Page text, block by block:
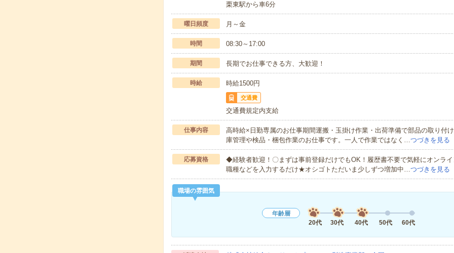
栗東駅から車6分
曜日頻度 月～金
時間 08:30～17:00
期間 長期でお仕事できる方、大歓迎！
時給 時給1500円
交通費
交通費規定内支給
仕事内容
高時給×日勤専属のお仕事期間運搬・玉掛け作業・出荷準備で部品の取り付
庫管理や検品・梱包作業のお仕事です。一人で作業ではなく…つづきを見る
応募資格
◆経験者歓迎！〇まずは事前登録だけでもOK！履歴書不要で気軽にオンラ
職種などを入力するだけ★オシゴトただいま少しずつ増加中…つづきを見る
職場の雰囲気
年齢層
20代
30代 40代 50代 60代